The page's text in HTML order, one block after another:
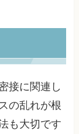
接に関連し
の乱れが根
も大切です